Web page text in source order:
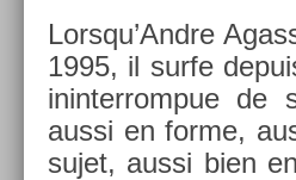
Lorsqu’Andre
1995, il surfe
ininterrompue de
aussi en forme,
sujet, aussi bien